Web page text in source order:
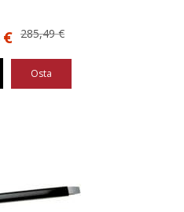
285,49€
Alkuperäinen
285,49 €.
€Nykyinen
175,64 €.
Osta